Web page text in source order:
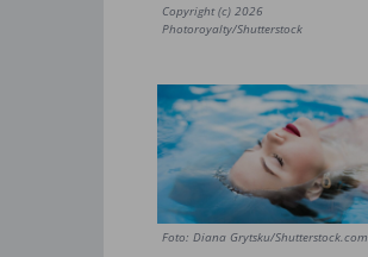
Copyright (c) 2026
Photoroyalty/Shutterstock
Foto: Diana Grytsku/Shutterstock.com